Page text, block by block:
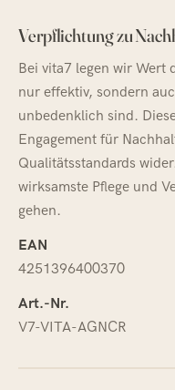
Verpflichtung zu
Bei vita7 legen wir Wert
nur effektiv, sondern
unbedenklich sind.
Engagement für
Qualitätsstandards
wirksamste Pflege und
gehen.
EAN
4251396400370
Art.-Nr.
V7-VITA-AGNCR